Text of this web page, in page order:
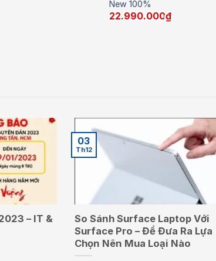
New 100%
22.990.000₫
– IT &
So Sánh Surface Laptop Với
Surface Pro – Để Đưa Ra Lựa
Chọn Nên Mua Loại Nào
03
Th12